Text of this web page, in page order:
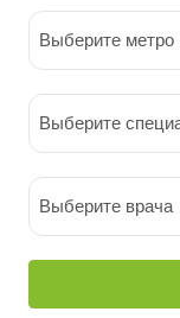
Выберите метро
Выберите
Выберите врача